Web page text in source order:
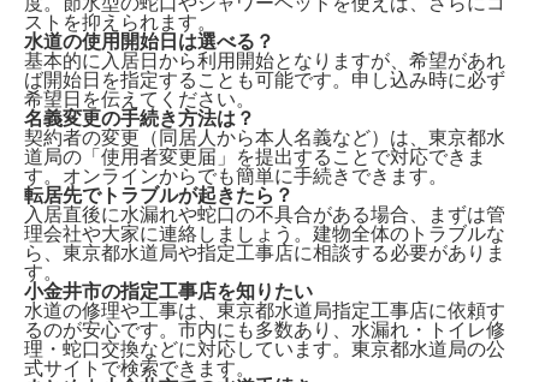
ストを抑えられます。
水道の使用開始日は選べる？
基本的に入居日から利用開始となりますが、希望があれ
ば開始日を指定することも可能です。申し込み時に必ず
希望日を伝えてください。
名義変更の手続き方法は？
契約者の変更（同居人から本人名義など）は、 東京都水
道局の「使用者変更届」
を提出することで対応できま
す。オンラインからでも簡単に手続きできます。
転居先でトラブルが起きたら？
入居直後に水漏れや蛇口の不具合がある場合、まずは管
理会社や大家に連絡しましょう。建物全体のトラブルな
ら、東京都水道局や指定工事店に相談する必要がありま
す。
小金井市の指定工事店を知りたい
水道の修理や工事は、 東京都水道局指定工事店に依頼す
るのが安心です。市内にも多数あり、水漏れ・トイレ修
理・蛇口交換などに対応しています。東京都水道局の公
式サイトで検索できます。